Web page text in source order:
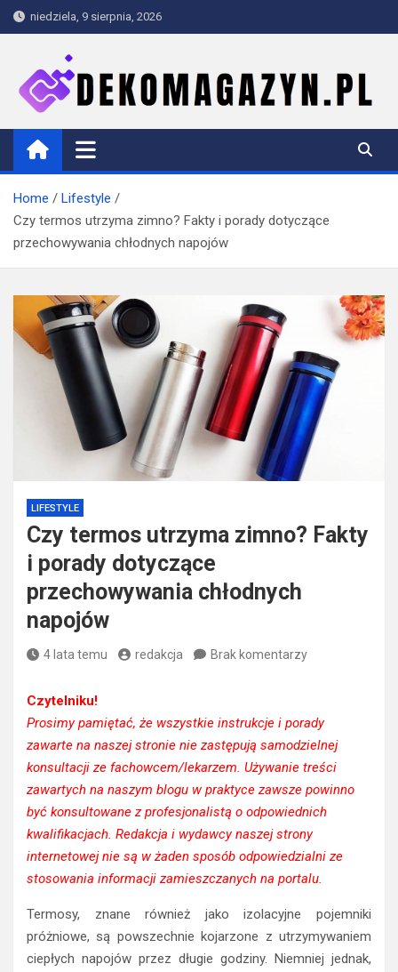
Skip
to
niedziela, 9 sierpnia, 2026
dekomagazyn.pl
Blog
Home
Lifestyle
Czy termos utrzyma zimno? Fakty i porady dotyczące
przechowywania chłodnych napojów
LIFESTYLE
Czy termos utrzyma zimno? Fakty
i porady dotyczące
przechowywania chłodnych
napojów
4 lata temu redakcja Brak komentarzy
Czytelniku!
Prosimy pamiętać, że wszystkie instrukcje i porady
zawarte na naszej stronie nie zastępują samodzielnej
konsultacji ze fachowcem/lekarzem. Używanie treści
zawartych na naszym blogu w praktyce zawsze powinno
być konsultowane z profesjonalistą o odpowiednich
kwalifikacjach. Redakcja i wydawcy naszej strony
internetowej nie są w żaden sposób odpowiedzialni ze
stosowania informacji zamieszczanych na portalu.
Termosy, znane również jako izolacyjne pojemniki
próżniowe, są powszechnie kojarzone z utrzymywaniem
ciepłych napojów przez długie godziny. Niemniej jednak,